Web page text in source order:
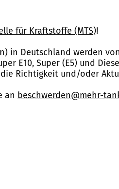
für Kraftstoffe (MTS)!
in Deutschland werden
E10, Super (E5) und
Richtigkeit und/oder
an beschwerden@mehr-